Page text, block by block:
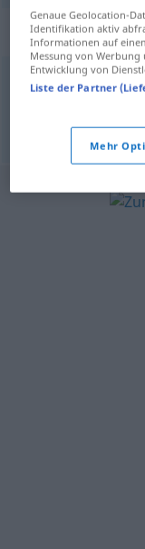
Müllcontainer
Genaue Geolocation-
Identifikation aktiv
Informationen auf
Messung von
Entwicklung von
Liste der Partner
Mehr